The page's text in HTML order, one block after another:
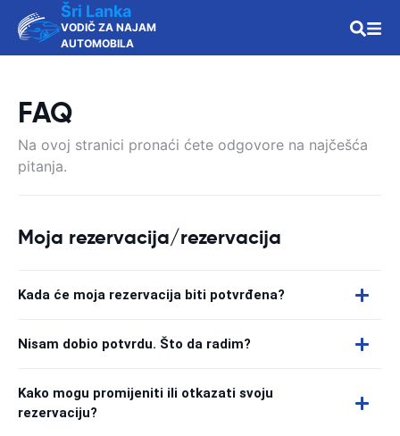
Šri Lanka
VODIČ ZA NAJAM
AUTOMOBILA
FAQ
Na ovoj stranici pronaći ćete odgovore na najčešća
pitanja.
Moja rezervacija/rezervacija
Kada će moja rezervacija biti potvrđena?
Nisam dobio potvrdu. Što da radim?
Kako mogu promijeniti ili otkazati svoju
rezervaciju?